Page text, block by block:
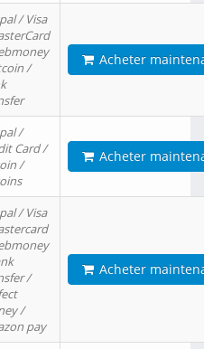
/ Visa
/
Acheter
/
Card /
/
Acheter
/ Visa
/
/
pay
Acheter